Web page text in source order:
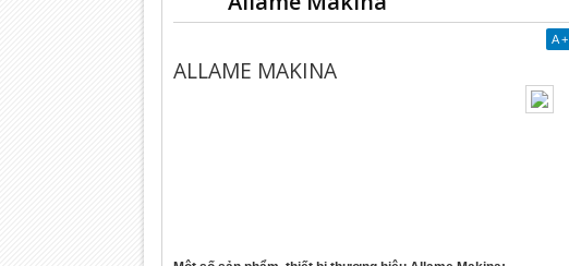
A +
ALLAME MAKINA